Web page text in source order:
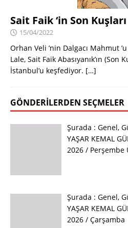
Sait Faik ‘in Son Kuşları
15/04/2022
Orhan Veli ’nin Dalgacı Mahmut
Lale, Sait Faik Abasıyanık’ın
İstanbul’u keşfediyor. […]
GÖNDERILERDEN SEÇMELER
Şurada : Genel,
YAŞAR KEMAL
2026 / Perşembe
Şurada : Genel,
YAŞAR KEMAL
2026 / Çarşamba